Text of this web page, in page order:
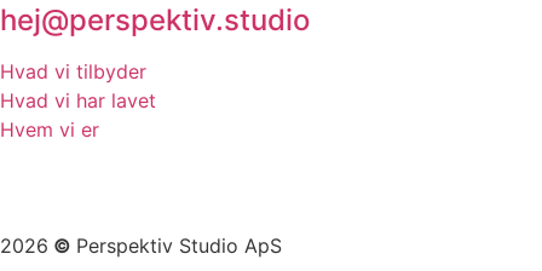
hej@perspektiv.studio
Hvad vi tilbyder
Hvad vi har lavet
Hvem vi er
2026 © Perspektiv Studio ApS